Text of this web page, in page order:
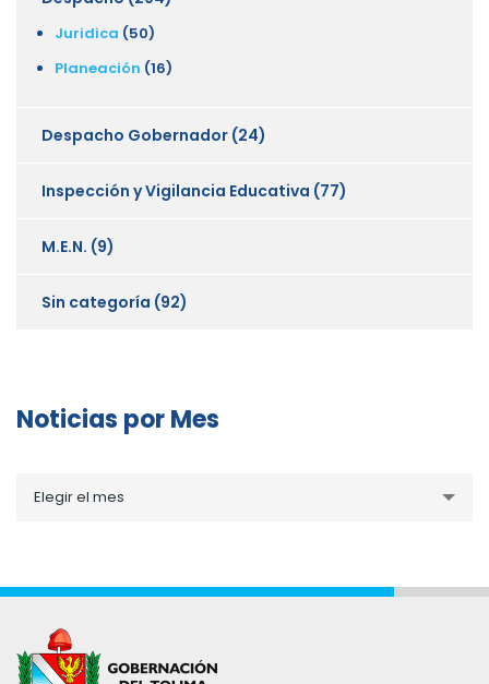
Juridica (50)
Planeación (16)
Despacho Gobernador (24)
Inspección y Vigilancia Educativa (77)
M.E.N. (9)
Sin categoría (92)
Noticias por Mes
porElegir el mes